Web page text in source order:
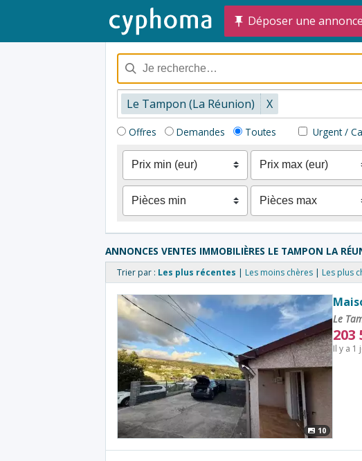
Déposer une annonce
Le Tampon (La Réunion) X
Offres Demandes Toutes Urgent /
ANNONCES VENTES IMMOBILIÈRES LE TAMPON LA
Trier par : Les plus récentes Les moins chères Les plus
10
Le
203
Il y a 1